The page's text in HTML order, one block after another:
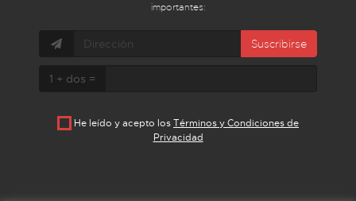
importantes:
Suscribirse
1 + dos =
He leído y acepto losTérminos y Condiciones de
Privacidad